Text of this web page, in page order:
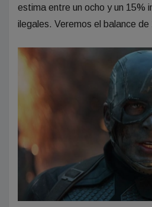
estima entre un ocho y un 15%
ilegales. Veremos el balance de